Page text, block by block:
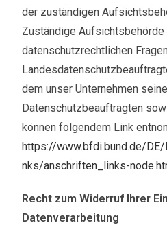
der zuständigen
Zuständige Aufsichtsbehörde
datenschutzrechtlichen
dem unser Unternehmen
Datenschutzbeauftragten
können folgendem Link
https://www.bfdi.bund.de/
nks/anschriften_links-
Recht zum Widerruf Ihrer
Datenverarbeitung​